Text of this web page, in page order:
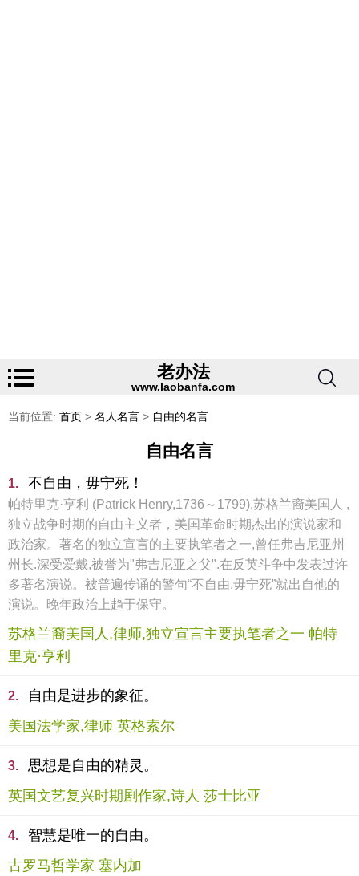
老办法
www.laobanfa.com
当前位置: 首页 > 名人名言 > 自由的名言
自由名言
1. 不自由，毋宁死！
帕特里克·亨利 (Patrick Henry,1736～1799),苏格兰裔美国人 ,
独立战争时期的自由主义者，美国革命时期杰出的演说家和
政治家。著名的独立宣言的主要执笔者之一,曾任弗吉尼亚州
州长.深受爱戴,被誉为"弗吉尼亚之父".在反英斗争中发表过许
多著名演说。被普遍传诵的警句“不自由,毋宁死”就出自他的
演说。晚年政治上趋于保守。
苏格兰裔美国人,律师,独立宣言主要执笔者之一 帕特
里克·亨利
2.
自由是进步的象征。
美国法学家,律师 英格索尔
3.
思想是自由的精灵。
英国文艺复兴时期剧作家,诗人 莎士比亚
4.
智慧是唯一的自由。
古罗马哲学家 塞内加